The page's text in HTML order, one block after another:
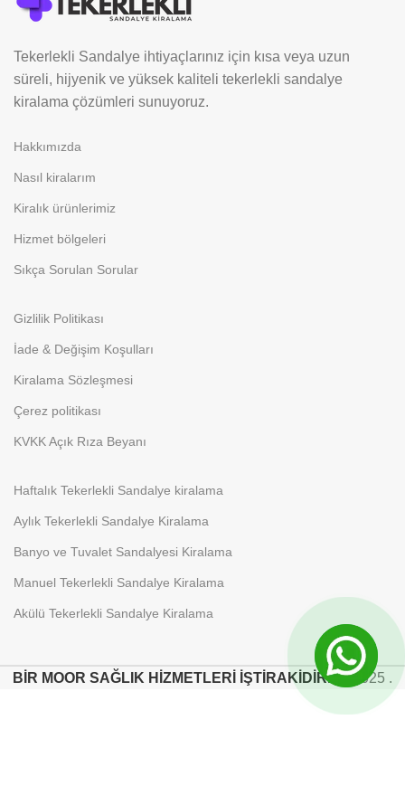
Tekerlekli Sandalye ihtiyaçlarınız için kısa veya uzun
süreli, hijyenik ve yüksek kaliteli tekerlekli sandalye
kiralama çözümleri sunuyoruz.
Hakkımızda
Nasıl kiralarım
Kiralık ürünlerimiz
Hizmet bölgeleri
Sıkça Sorulan Sorular
Gizlilik Politikası
İade & Değişim Koşulları
Kiralama Sözleşmesi
Çerez politikası
KVKK Açık Rıza Beyanı
Haftalık Tekerlekli Sandalye kiralama
Aylık Tekerlekli Sandalye Kiralama
Banyo ve Tuvalet Sandalyesi Kiralama
Manuel Tekerlekli Sandalye Kiralama
Akülü Tekerlekli Sandalye Kiralama
BİR MOOR SAĞLIK HİZMETLERİ İŞTİRAKİDİR. 2025 .